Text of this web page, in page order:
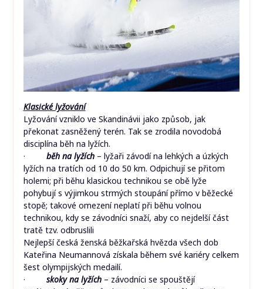
Klasické lyžování
Lyžování vzniklo ve Skandinávii jako způsob, jak
překonat zasněžený terén. Tak se zrodila novodobá
disciplína běh na lyžích.
· běh na lyžích– lyžaři závodí na lehkých a úzkých
lyžích na tratích od 10 do 50 km. Odpichují se přitom
holemi; při běhu klasickou technikou se obě lyže
pohybují s výjimkou strmých stoupání přímo v běžecké
stopě; takové omezení neplatí při běhu volnou
technikou, kdy se závodníci snaží, aby co nejdelší část
tratě tzv. odbruslili
Nejlepší česká ženská běžkařská hvězda všech dob
Kateřina Neumannová získala během své kariéry celkem
šest olympijských medailí.
· skoky na lyžích– závodníci se spouštějí